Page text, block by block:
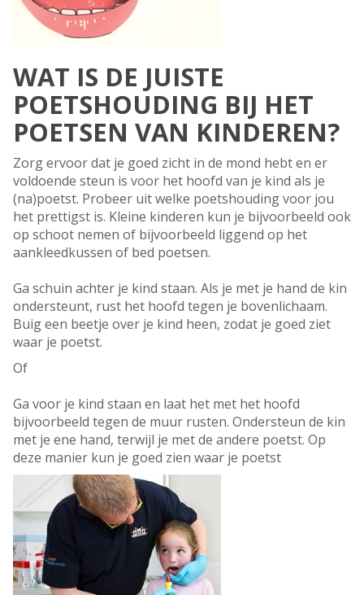
WAT IS DE JUISTE
POETSHOUDING BIJ HET
POETSEN VAN KINDEREN?
Zorg ervoor dat je goed zicht in de mond hebt en er
voldoende steun is voor het hoofd van je kind als je
(na)poetst. Probeer uit welke poetshouding voor jou
het prettigst is. Kleine kinderen kun je bijvoorbeeld ook
op schoot nemen of bijvoorbeeld liggend op het
aankleedkussen of bed poetsen.
Ga schuin achter je kind staan. Als je met je hand de kin
ondersteunt, rust het hoofd tegen je bovenlichaam.
Buig een beetje over je kind heen, zodat je goed ziet
waar je poetst.
Of
Ga voor je kind staan en laat het met het hoofd
bijvoorbeeld tegen de muur rusten. Ondersteun de kin
met je ene hand, terwijl je met de andere poetst. Op
deze manier kun je goed zien waar je poetst